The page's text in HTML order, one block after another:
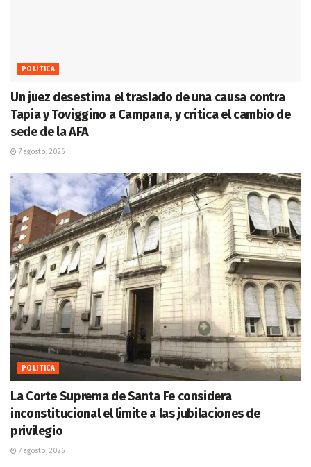
POLITICA
Un juez desestima el traslado de una causa contra
Tapia y Toviggino a Campana, y critica el cambio de
sede de la AFA
7 agosto, 2026
POLITICA
La Corte Suprema de Santa Fe considera
inconstitucional el límite a las jubilaciones de
privilegio
7 agosto, 2026